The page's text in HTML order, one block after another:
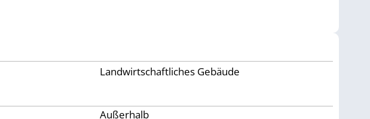
Landwirtschaftliches Gebäude
Außerhalb